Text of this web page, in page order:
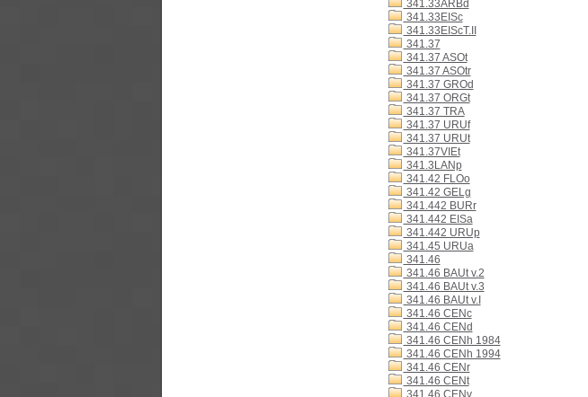
341.33ARBd
341.33EISc
341.33EIScT.II
341.37
341.37 ASOt
341.37 ASOtr
341.37 GROd
341.37 ORGt
341.37 TRA
341.37 URUf
341.37 URUt
341.37VIEt
341.3LANp
341.42 FLOo
341.42 GELg
341.442 BURr
341.442 EISa
341.442 URUp
341.45 URUa
341.46
341.46 BAUt v.2
341.46 BAUt v.3
341.46 BAUt v.I
341.46 CENc
341.46 CENd
341.46 CENh 1984
341.46 CENh 1994
341.46 CENr
341.46 CENt
341.46 CENv